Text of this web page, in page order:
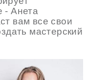
- Анета
вам все свои
мастерский